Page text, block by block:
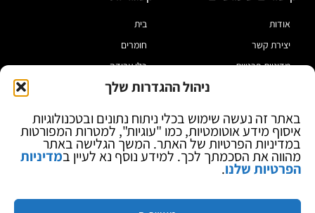
ניהול ההגדרות שלך
באתר זה נעשה שימוש בכלי ניתוח נתונים ובטכנולוגיות
איסוף מידע אוטומטיות, כמו "עוגיות", למטרות המפורטות
במדיניות הפרטיות של האתר. המשך הגלישה באתר
מהווה את הסכמתך לכך. למידע נוסף נא לעיין במדיניות
הפרטיות שלנו.
אודות
יצירת קשר
מדיניות פרטיות
בלוג
בית
חומרים
כלי עבודה
מוצרי הלחמה
ספקי כח ומודדים
ציוד אופטי להגדלה